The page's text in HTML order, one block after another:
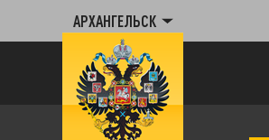
АРХАНГЕЛЬСК